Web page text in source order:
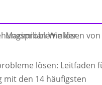
lösen: Leitfaden
mit den 14 häufigsten